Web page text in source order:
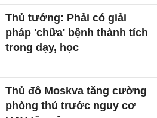
Thủ tướng: Phải có giải
pháp 'chữa' bệnh thành tích
trong dạy, học
Thủ đô Moskva tăng cường
phòng thủ trước nguy cơ